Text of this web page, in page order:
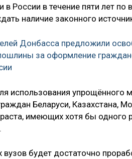
России в течение пяти лет по
наличие законного
Донбасса предложили
за оформление
использования упрощённого
Беларуси, Казахстана,
имеющих хотя бы одного
будет достаточно